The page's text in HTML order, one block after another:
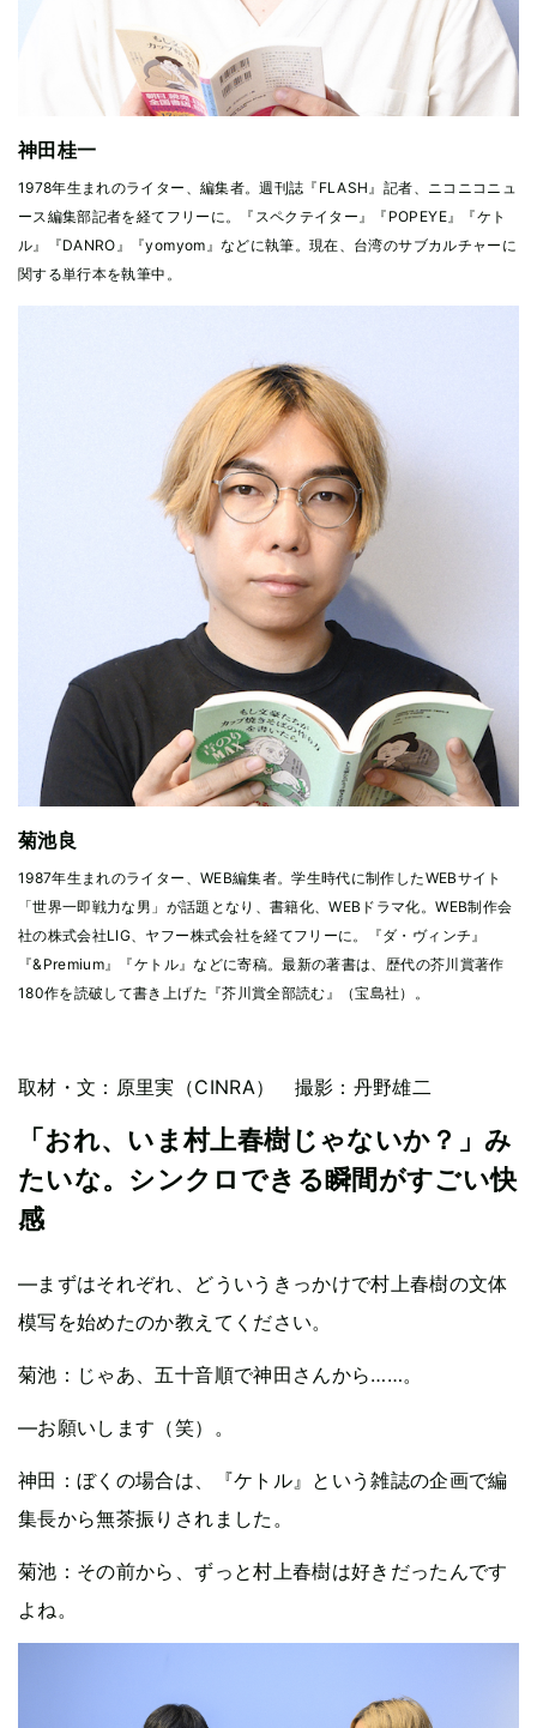
神田桂一
1978年生まれのライター、編集者。週刊誌『FLASH』記者、ニコニコニュ
ース編集部記者を経てフリーに。『スペクテイター』『POPEYE』『ケト
ル』『DANRO』『yomyom』などに執筆。現在、台湾のサブカルチャーに
関する単行本を執筆中。
菊池良
1987年生まれのライター、WEB編集者。学生時代に制作したWEBサイト
「世界一即戦力な男」が話題となり、書籍化、WEBドラマ化。WEB制作会
社の株式会社LIG、ヤフー株式会社を経てフリーに。『ダ・ヴィンチ』
『&Premium』『ケトル』などに寄稿。最新の著書は、歴代の芥川賞著作
180作を読破して書き上げた『芥川賞全部読む』（宝島社）。
取材・文：原里実（CINRA） 撮影：丹野雄二
「おれ、いま村上春樹じゃないか？」み
たいな。シンクロできる瞬間がすごい快
感
—まずはそれぞれ、どういうきっかけで村上春樹の文体
模写を始めたのか教えてください。
菊池：じゃあ、五十音順で神田さんから……。
—お願いします（笑）。
神田：ぼくの場合は、『ケトル』という雑誌の企画で編
集長から無茶振りされました。
菊池：その前から、ずっと村上春樹は好きだったんです
よね。